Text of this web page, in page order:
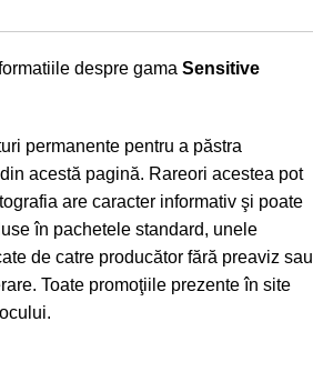
despre gama Sensitive
permanente pentru a păstra
acestă pagină. Rareori acestea pot
are caracter informativ şi poate
în pachetele standard, unele
de catre producător fără preaviz sau
Toate promoţiile prezente în site